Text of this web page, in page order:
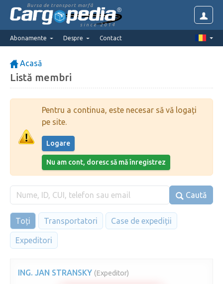
Bursa de transport marfă
since 2014
Abonamente Despre Contact
Acasă
Listă membri
Pentru a continua, este necesar să vă logați
pe site.
Logare
Nu am cont, doresc să mă înregistrez
Caută
Toți Transportatori Case de expediții
Expeditori
ING. JAN STRANSKY (Expeditor)